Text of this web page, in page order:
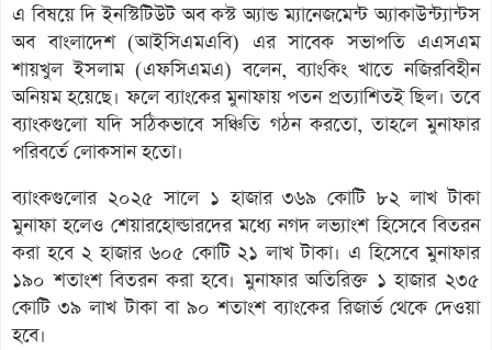
এ বিষয়ে দি ইনস্টিটিউট অব কস্ট অ্যান্ড ম্যানেজমেন্ট অ্যাকাউন্ট্যান্টস
অব বাংলাদেশ (আইসিএমএবি) এর সাবেক সভাপতি এএসএম
শায়খুল ইসলাম (এফসিএমএ) বলেন, ব্যাংকিং খাতে নজিরবিহীন
অনিয়ম হয়েছে। ফলে ব্যাংকের মুনাফায় পতন প্রত্যাশিতই ছিল। তবে
ব্যাংকগুলো যদি সঠিকভাবে সঞ্চিতি গঠন করতো, তাহলে মুনাফার
পরিবর্তে লোকসান হতো।
ব্যাংকগুলোর ২০২৫ সালে ১ হাজার ৩৬৯ কোটি ৮২ লাখ টাকা
মুনাফা হলেও শেয়ারহোল্ডারদের মধ্যে নগদ লভ্যাংশ হিসেবে বিতরন
করা হবে ২ হাজার ৬০৫ কোটি ২১ লাখ টাকা। এ হিসেবে মুনাফার
১৯০ শতাংশ বিতরন করা হবে। মুনাফার অতিরিক্ত ১ হাজার ২৩৫
কোটি ৩৯ লাখ টাকা বা ৯০ শতাংশ ব্যাংকের রিজার্ভ থেকে দেওয়া
হবে।